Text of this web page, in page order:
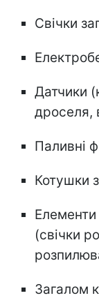
Свічки
Датчики
дроселя,
Паливні
Котушки
Елементи
(свічки
Загалом